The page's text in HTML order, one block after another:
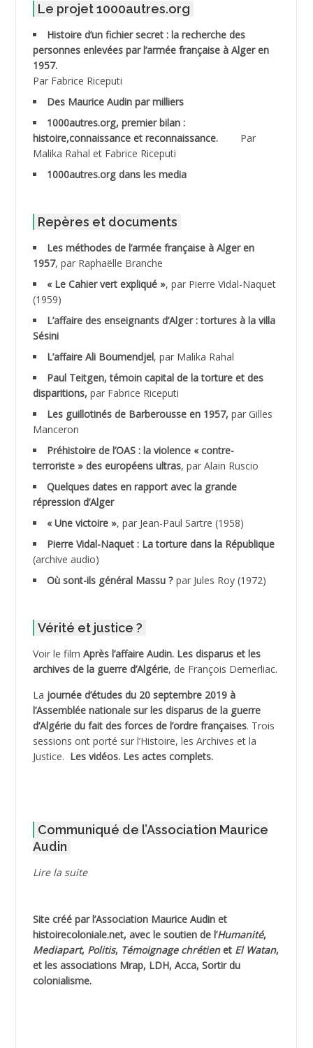
ABDELMOUMENE Ahmed
ABDESMED Mohamed ben Kaddour
ABDESSELAMI Kouider
ABDESSLEM Ahmed dit le Coiffeur
ABDOUDOU
ABID Mohamed
ABNOUN Salah *
ACHACHE M.*
ACHLAF Ali
ADALMI
ADANE Ramdane *
ADDAD
ADDALA Boualem*
ADDANE
ADDECHE Rachid
ADELIOUAT Vve AIT SAADA
ADJANI Khaled
ADJAOUT
ADNI Mohamed Akli
ADOUL Arab *
AGOULMINE
AHLOUCHE Mabrouk *
AIBLIED Ahmed
Le projet 1000autres.org
Histoire d’un fichier secret : la recherche des
personnes enlevées par l’armée française à Alger en
1957.
Par Fabrice Riceputi
Des Maurice Audin par milliers
1000autres.org, premier bilan :
histoire,connaissance et reconnaissance.
Par
Malika Rahal et Fabrice Riceputi
1000autres.org dans les media
Repères et documents
Les méthodes de l’armée française à Alger en
1957, par Raphaëlle Branche
« Le Cahier vert expliqué », par Pierre Vidal-Naquet
(1959)
L’affaire des enseignants d’Alger : tortures à la villa
Sésini
L’affaire Ali Boumendjel, par Malika Rahal
Paul Teitgen, témoin capital de la torture et des
disparitions, par Fabrice Riceputi
Les guillotinés de Barberousse en 1957, par Gilles
Manceron
Préhistoire de l’OAS : la violence « contre-
terroriste » des européens ultras, par Alain Ruscio
Quelques dates en rapport avec la grande
répression d’Alger
« Une victoire », par Jean-Paul Sartre (1958)
Pierre Vidal-Naquet : La torture dans la République
(archive audio)
Où sont-ils général Massu ? par Jules Roy (1972)
Vérité et justice ?
Voir le film Après l’affaire Audin. Les disparus et les
archives de la guerre d’Algérie, de François Demerliac.
La journée d’études du 20 septembre 2019 à
l’Assemblée nationale sur les disparus de la guerre
d’Algérie du fait des forces de l’ordre françaises. Trois
sessions ont porté sur l’Histoire, les Archives et la
Justice. Les vidéos. Les actes complets.
Communiqué de l’Association Maurice
Audin
Lire la suite
Site créé par l’Association Maurice Audinet
histoirecoloniale.net, avec le soutien de l’Humanité,
Mediapart, Politis, Témoignage chrétienet El Watan,
et les associations Mrap, LDH, Acca, Sortir du
colonialisme.